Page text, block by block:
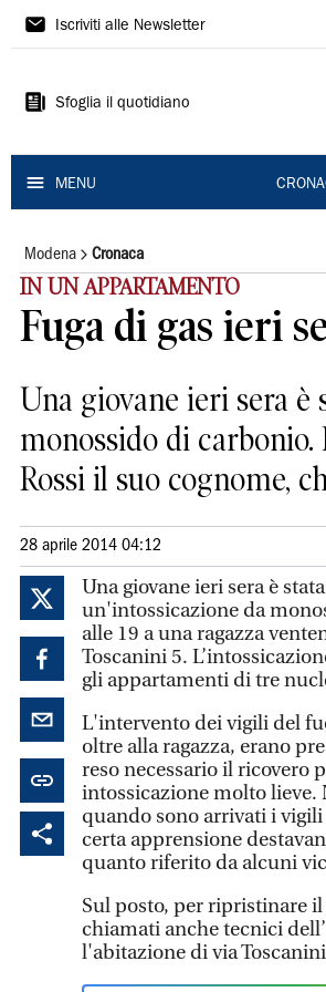
Gazzetta
Modena
Iscriviti alle Newsletter
Sfoglia il quotidiano
MENU
Modena Cronaca
IN UN APPARTAMENTO
Fuga di gas ieri
Una giovane ieri sera è
monossido di carbonio.
Rossi il suo cognome,
28 aprile 2014 04:12
Una giovane ieri sera è
un'intossicazione da
alle 19 a una ragazza
Toscanini 5.
gli appartamenti di tre
L'intervento dei vigili del
oltre alla ragazza, erano
reso necessario il ricovero
intossicazione molto lieve.
quando sono arrivati i
certa apprensione
quanto riferito da alcuni
Sul posto, per ripristinare
chiamati anche tecnici
l'abitazione di via